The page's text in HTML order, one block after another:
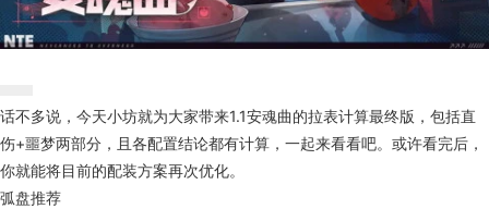
话不多说，今天小坊就为大家带来1.1安魂曲的拉表计算最终版，包括直
伤+噩梦两部分，且各配置结论都有计算，一起来看看吧。或许看完后，
你就能将目前的配装方案再次优化。
弧盘推荐